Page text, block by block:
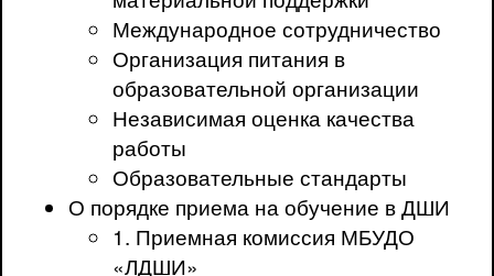
Международное сотрудничество
Организация питания в
образовательной организации
Независимая оценка качества
работы
Образовательные стандарты
О порядке приема на обучение в ДШИ
1. Приемная комиссия МБУДО
«ЛДШИ»